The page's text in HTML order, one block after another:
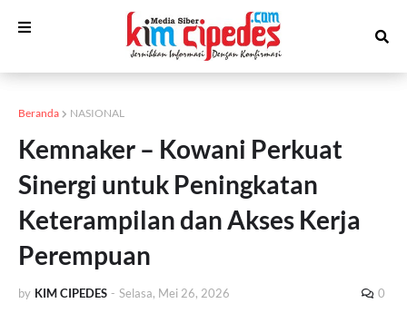
Beranda NASIONAL
Kemnaker – Kowani Perkuat
Sinergi untuk Peningkatan
Keterampilan dan Akses Kerja
Perempuan
by KIM CIPEDES - Selasa, Mei 26, 2026 0